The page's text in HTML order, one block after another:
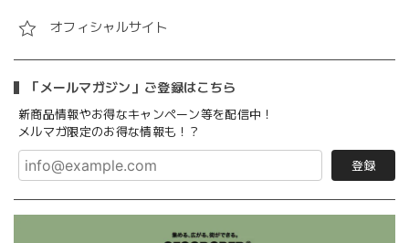
オフィシャルサイト
「メールマガジン」ご登録はこちら
新商品情報やお得なキャンペーン等を配信中！
メルマガ限定のお得な情報も！？
登録